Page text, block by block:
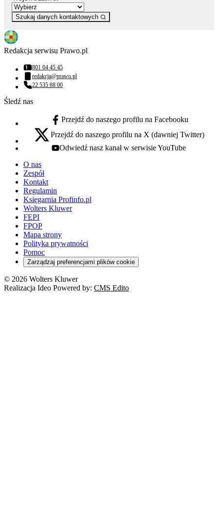
Szukaj danych kontaktowych
Redakcja serwisu Prawo.pl
Numer telefonu:
801 04 45 45
Adres email:
redakcja@prawo.pl
Numer telefonu:
22 535 88 00
Śledź nas
facebook - otwiera się w nowej karcie
Przejdź do naszego profilu na Facebooku
x - otwiera się w nowej karcie
Przejdź do naszego profilu na X (dawniej Twitter)
youtube - otwiera się w nowej karcie
Odwiedź nasz kanał w serwisie YouTube
O nas
Zespół
Kontakt
Regulamin
Księgarnia Profinfo.pl
Wolters Kluwer
FEPI
FPOP
Mapa strony
Polityka prywatności
Pomoc
Zarządzaj preferencjami plików cookie
© 2026 Wolters Kluwer
Realizacja Ideo Powered by: CMS Edito